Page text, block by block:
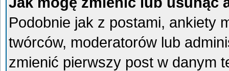
Podobnie jak z postami, ankiety
twórców, moderatorów lub
zmienić pierwszy post w danym